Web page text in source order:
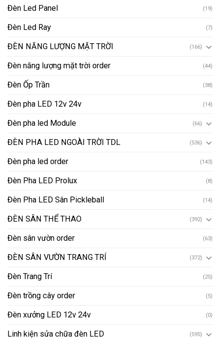
Đèn Led Panel (19)
Đèn Led Ray (7)
ĐÈN NĂNG LƯỢNG MẶT TRỜI (166)
Đèn năng lượng mặt trời order (44)
Đèn Ốp Trần (38)
Đèn pha LED 12v 24v (14)
Đèn pha led Module (66)
ĐÈN PHA LED NGOÀI TRỜI TDL (536)
Đèn pha led order (143)
Đèn Pha LED Prolux (8)
Đèn Pha LED Sân Pickleball (14)
ĐÈN SÂN THỂ THAO (392)
Đèn sân vườn order (63)
ĐÈN SÂN VƯỜN TRANG TRÍ (372)
Đèn Trang Trí (25)
Đèn trồng cây order (5)
Đèn xưởng LED 12v 24v (0)
Linh kiện sửa chữa đèn LED (595)